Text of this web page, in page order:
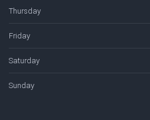
Thursday
Friday
Saturday
Sunday